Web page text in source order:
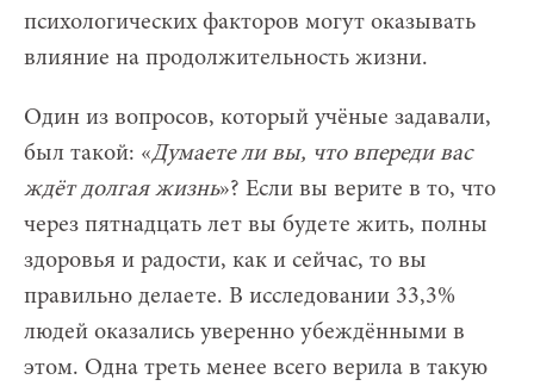
психологических факторов могут оказывать
влияние на продолжительность жизни.
Один из вопросов, который учёные задавали,
был такой: «Думаете ли вы, что впереди вас
ждёт долгая жизнь»? Если вы верите в то, что
через пятнадцать лет вы будете жить, полны
здоровья и радости, как и сейчас, то вы
правильно делаете. В исследовании 33,3%
людей оказались уверенно убеждёнными в
этом. Одна треть менее всего верила в такую